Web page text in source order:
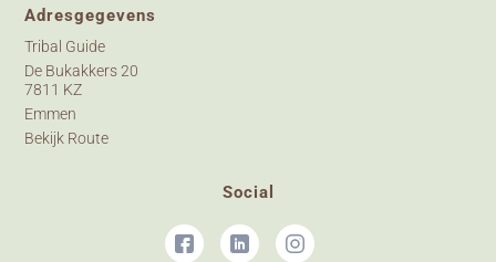
Adresgegevens
Tribal Guide
De Bukakkers 20
7811 KZ
Emmen
Bekijk Route
Social